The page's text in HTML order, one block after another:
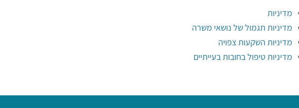
מדיניות
מדיניות תגמול של נושאי משרה
מדיניות השקעות צפויה
מדיניות טיפול בחובות בעייתיים